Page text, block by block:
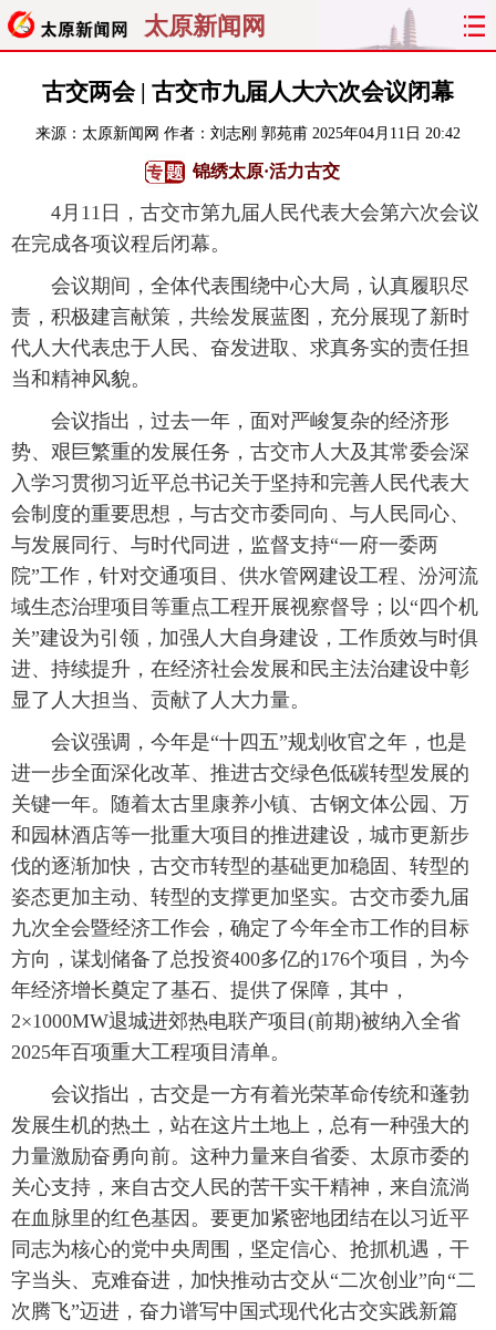
太原新闻网
首页 聚焦 太原 山西
经济 关注 文明 出行
旅游 理财
看天下 晋月读 最太原 网罗民生
太原日报 太原晚报 热评 社区
古交两会 | 古交市九届人大六次会议闭幕
来源： 太原新闻网 作者：刘志刚 郭苑甫 2025年04月11日 20:42
锦绣太原·活力古交
4月11日，古交市第九届人民代表大会第六次会议
在完成各项议程后闭幕。
会议期间，全体代表围绕中心大局，认真履职尽
责，积极建言献策，共绘发展蓝图，充分展现了新时
代人大代表忠于人民、奋发进取、求真务实的责任担
当和精神风貌。
会议指出，过去一年，面对严峻复杂的经济形
势、艰巨繁重的发展任务，古交市人大及其常委会深
入学习贯彻习近平总书记关于坚持和完善人民代表大
会制度的重要思想，与古交市委同向、与人民同心、
与发展同行、与时代同进，监督支持“一府一委两
院”工作，针对交通项目、供水管网建设工程、汾河流
域生态治理项目等重点工程开展视察督导；以“四个机
关”建设为引领，加强人大自身建设，工作质效与时俱
进、持续提升，在经济社会发展和民主法治建设中彰
显了人大担当、贡献了人大力量。
会议强调，今年是“十四五”规划收官之年，也是
进一步全面深化改革、推进古交绿色低碳转型发展的
关键一年。随着太古里康养小镇、古钢文体公园、万
和园林酒店等一批重大项目的推进建设，城市更新步
伐的逐渐加快，古交市转型的基础更加稳固、转型的
姿态更加主动、转型的支撑更加坚实。古交市委九届
九次全会暨经济工作会，确定了今年全市工作的目标
方向，谋划储备了总投资400多亿的176个项目，为今
年经济增长奠定了基石、提供了保障，其中，
2×1000MW退城进郊热电联产项目(前期)被纳入全省
2025年百项重大工程项目清单。
会议指出，古交是一方有着光荣革命传统和蓬勃
发展生机的热土，站在这片土地上，总有一种强大的
力量激励奋勇向前。这种力量来自省委、太原市委的
关心支持，来自古交人民的苦干实干精神，来自流淌
在血脉里的红色基因。要更加紧密地团结在以习近平
同志为核心的党中央周围，坚定信心、抢抓机遇，干
字当头、克难奋进，加快推动古交从“二次创业”向“二
次腾飞”迈进，奋力谱写中国式现代化古交实践新篇